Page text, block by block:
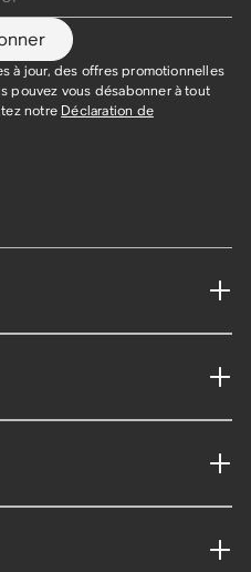
à jour, des offres promotionnelles
pouvez vous désabonner à tout
notre Déclaration de